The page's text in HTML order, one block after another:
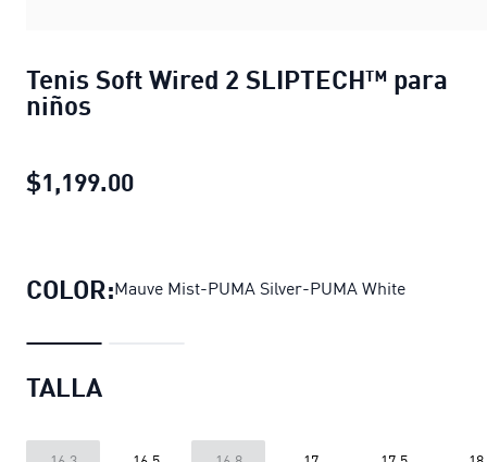
Tenis Soft Wired 2 SLIPTECH™ para
niños
$1,199.00
COLOR:Mauve Mist-PUMA Silver-PUMA White
TALLA